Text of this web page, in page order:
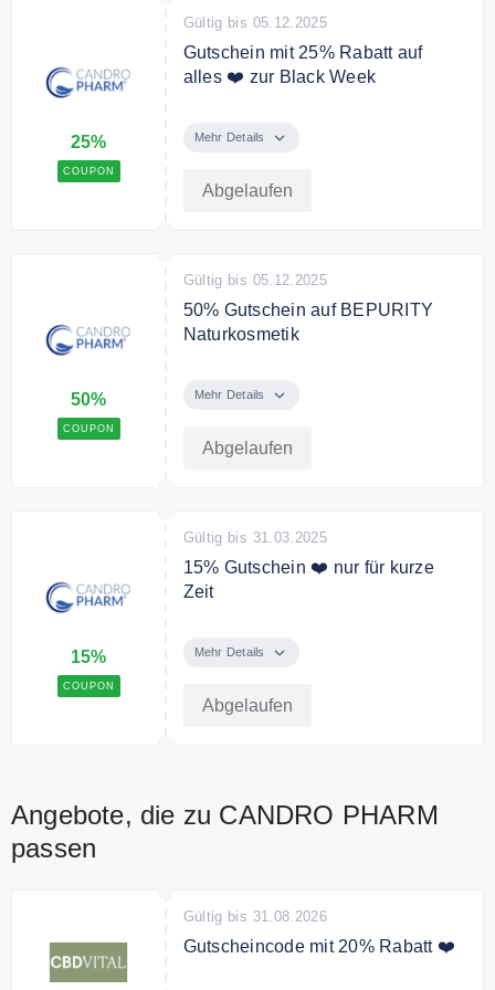
25%
COUPON
Gültig bis 05.12.2025
Gutschein mit 25% Rabatt auf
alles ❤️ zur Black Week
alles während der CBD Black
Mehr Details
Abgelaufen
50%
COUPON
Gültig bis 05.12.2025
50% Gutschein auf BEPURITY
Naturkosmetik
Naturkosmetik zur Candropharm
Mehr Details
Abgelaufen
15%
COUPON
Gültig bis 31.03.2025
15% Gutschein ❤️ nur für kurze
Zeit
Kasse und sichern Sie sich 15%
Mehr Details
Abgelaufen
Angebote, die zu CANDRO PHARM
passen
Gültig bis 31.08.2026
Gutscheincode mit 20% Rabatt ❤️